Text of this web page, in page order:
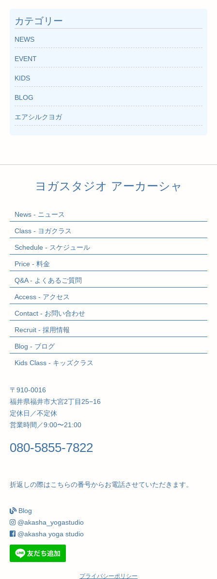
ブ
カテゴリー
NEWS
EVENT
KIDS
BLOG
エアシルクヨガ
ヨガスタジオ アーカーシャ
News - ニュース
Class - ヨガクラス
Schedule - スケジュール
Price - 料金
Q&A - よくあるご質問
Access - アクセス
Contact - お問い合わせ
Recruit - 採用情報
Blog - ブログ
Kids Class - キッズクラス
〒910-0016
福井県福井市大宮2丁目25−16
定休日／不定休
営業時間／9:00〜21:00
080-5855-7822
折返しの際はこちらの番号からお電話させていただきます。
Blog
@akasha_yogastudio
@akasha yoga studio
プライバシーポリシー